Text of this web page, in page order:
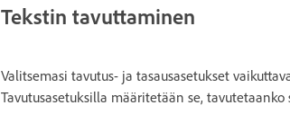
Tekstin tavuttaminen
Valitsemasi tavutus- ja tasausasetukset
Tavutusasetuksilla määritetään se,